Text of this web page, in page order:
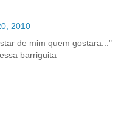
2010
de mim quem gostara..."
barriguita